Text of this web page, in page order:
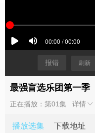
报错 刷新
最强盲选乐团第一季
正在播放：第01集 详情
播放选集 下载地址